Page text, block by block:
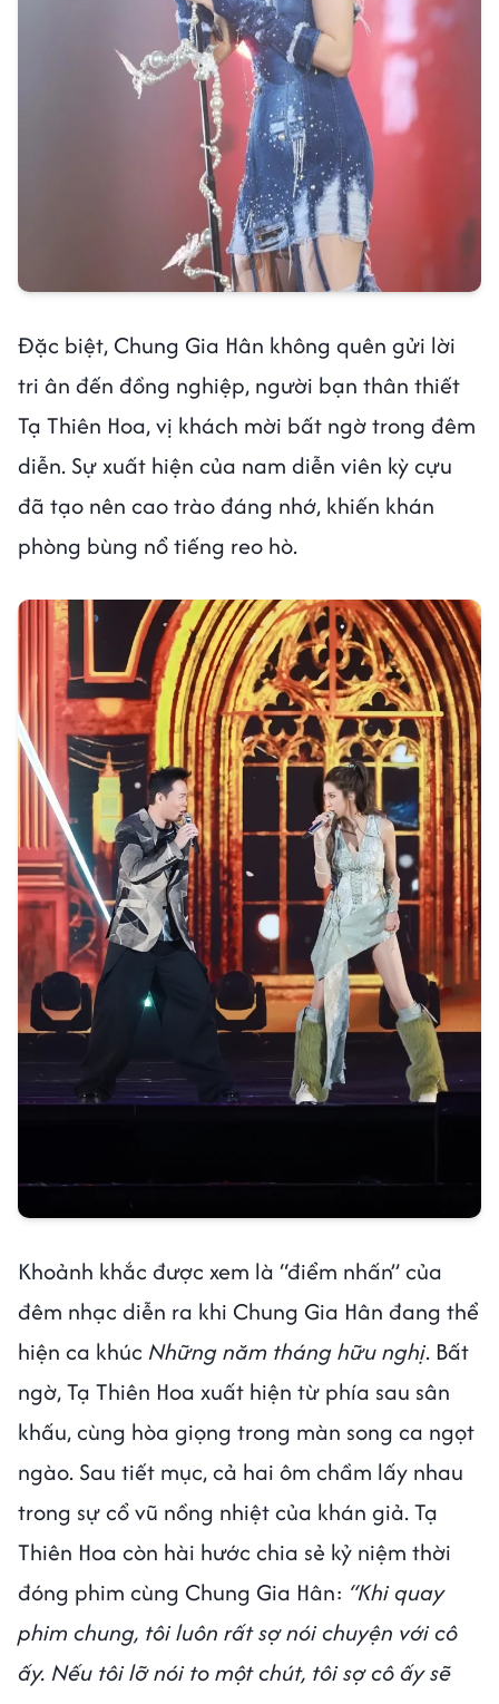
Đặc biệt, Chung Gia Hân không quên gửi lời
tri ân đến đồng nghiệp, người bạn thân thiết
Tạ Thiên Hoa, vị khách mời bất ngờ trong đêm
diễn. Sự xuất hiện của nam diễn viên kỳ cựu
đã tạo nên cao trào đáng nhớ, khiến khán
phòng bùng nổ tiếng reo hò.
Khoảnh khắc được xem là “điểm nhấn” của
đêm nhạc diễn ra khi Chung Gia Hân đang thể
hiện ca khúc Những năm tháng hữu nghị. Bất
ngờ, Tạ Thiên Hoa xuất hiện từ phía sau sân
khấu, cùng hòa giọng trong màn song ca ngọt
ngào. Sau tiết mục, cả hai ôm chầm lấy nhau
trong sự cổ vũ nồng nhiệt của khán giả. Tạ
Thiên Hoa còn hài hước chia sẻ kỷ niệm thời
đóng phim cùng Chung Gia Hân: “Khi quay
phim chung, tôi luôn rất sợ nói chuyện với cô
ấy. Nếu tôi lỡ nói to một chút, tôi sợ cô ấy sẽ